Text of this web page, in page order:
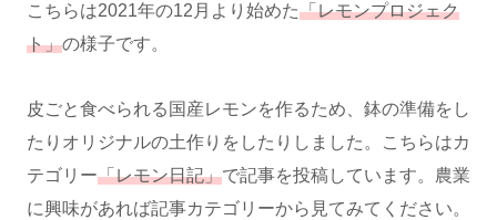
こちらは2021年の12月より始めた「レモンプロジェク
ト」の様子です。
皮ごと食べられる国産レモンを作るため、鉢の準備をし
たりオリジナルの土作りをしたりしました。こちらはカ
テゴリー「レモン日記」で記事を投稿しています。農業
に興味があれば記事カテゴリーから見てみてください。